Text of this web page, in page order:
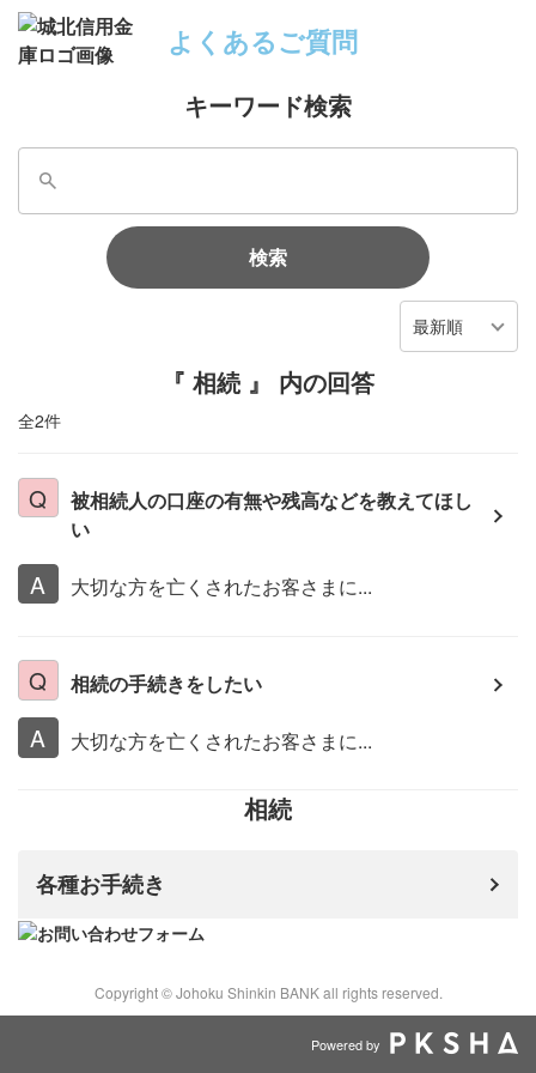
よくあるご質問
キーワード検索
検索
最新順
『 相続 』 内の回答
全2件
被相続人の口座の有無や残高などを教えてほし
い
大切な方を亡くされたお客さまに...
相続の手続きをしたい
大切な方を亡くされたお客さまに...
相続
各種お手続き
Copyright © Johoku Shinkin BANK all rights reserved.
Powered by